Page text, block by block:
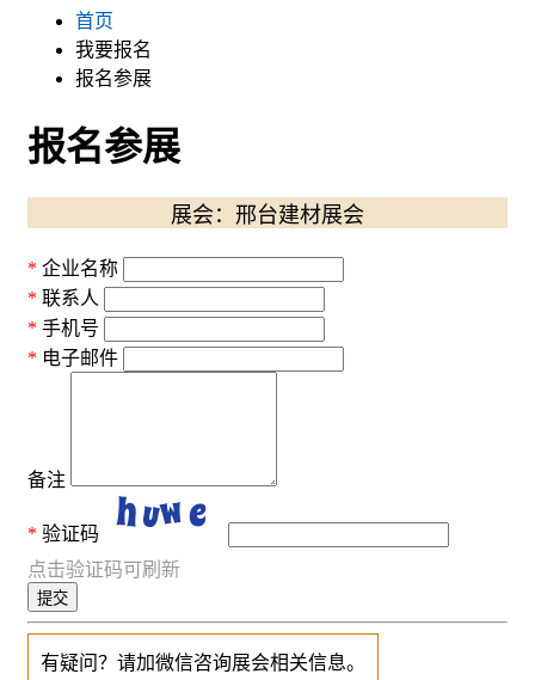
首页
我要报名
报名参展
报名参展
展会：邢台建材展会
企业名称
联系人
手机号
电子邮件
备注
验证码
点击验证码可刷新
提交
有疑问？请加微信咨询展会相关信息。